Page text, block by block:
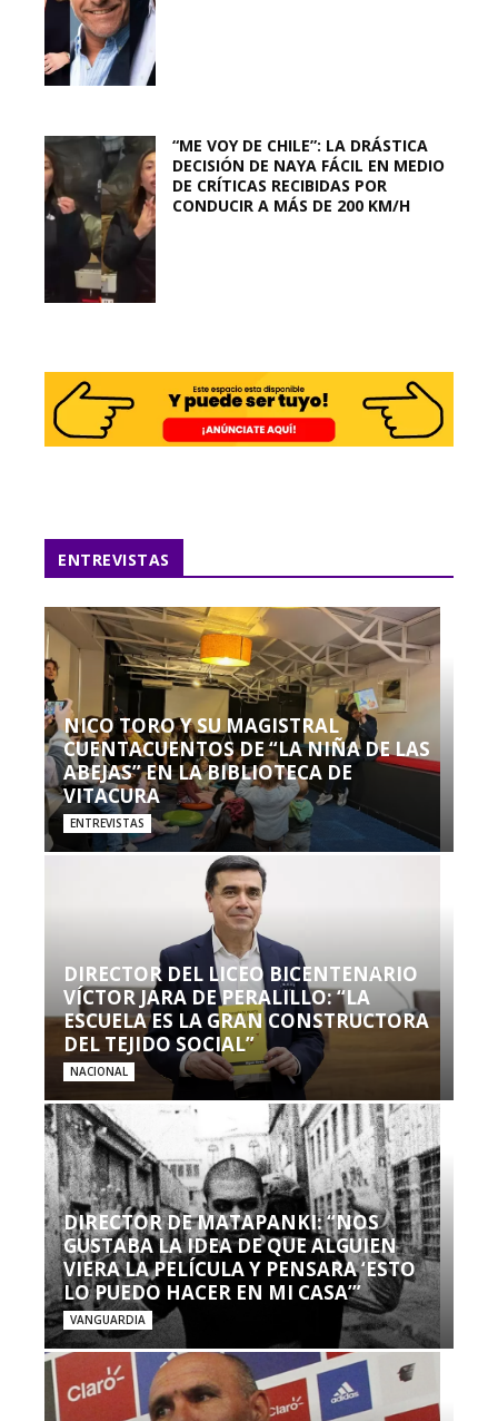
“ME VOY DE CHILE”: LA DRÁSTICA
DECISIÓN DE NAYA FÁCIL EN MEDIO
DE CRÍTICAS RECIBIDAS POR
CONDUCIR A MÁS DE 200 KM/H
ENTREVISTAS
NICO TORO Y SU MAGISTRAL
CUENTACUENTOS DE “LA NIÑA DE LAS
ABEJAS” EN LA BIBLIOTECA DE
VITACURA
ENTREVISTAS
DIRECTOR DEL LICEO BICENTENARIO
VÍCTOR JARA DE PERALILLO: “LA
ESCUELA ES LA GRAN CONSTRUCTORA
DEL TEJIDO SOCIAL”
NACIONAL
DIRECTOR DE MATAPANKI: “NOS
GUSTABA LA IDEA DE QUE ALGUIEN
VIERA LA PELÍCULA Y PENSARA ‘ESTO
LO PUEDO HACER EN MI CASA’”
VANGUARDIA